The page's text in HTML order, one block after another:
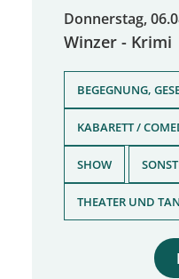
Donnerstag,
Winzer - Krimi
BEGEGNUNG,
KABARETT /
SHOW
THEATER UND